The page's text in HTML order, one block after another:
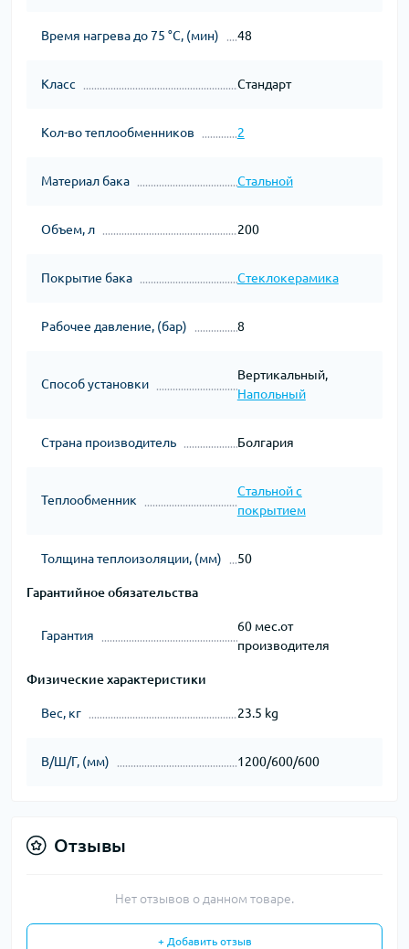
Время нагрева до 75 °С, (мин) 48
Класс Стандарт
Кол-во теплообменников 2
Материал бака Стальной
Объем, л 200
Покрытие бака Стеклокерамика
Рабочее давление, (бар) 8
Способ установки
Вертикальный,
Напольный
Страна производитель Болгария
Теплообменник
Стальной с
покрытием
Толщина теплоизоляции, (мм) 50
Гарантийное обязательства
Гарантия
60 мес.от
производителя
Физические характеристики
Вес, кг 23.5 kg
В/Ш/Г, (мм) 1200/600/600
Отзывы
Нет отзывов о данном товаре.
+ Добавить отзыв